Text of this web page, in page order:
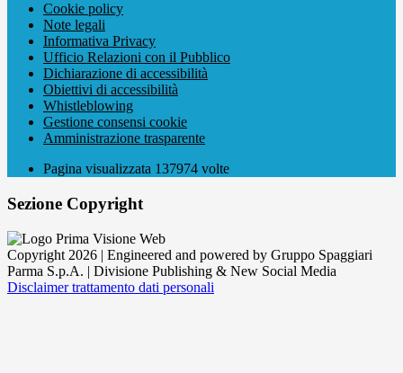
Cookie policy
Note legali
Informativa Privacy
Ufficio Relazioni con il Pubblico
Dichiarazione di accessibilità
Obiettivi di accessibilità
Whistleblowing
Gestione consensi cookie
Amministrazione trasparente
Pagina visualizzata 137974 volte
Sezione Copyright
Copyright 2026 | Engineered and powered by Gruppo Spaggiari
Parma S.p.A. | Divisione Publishing & New Social Media
Disclaimer trattamento dati personali